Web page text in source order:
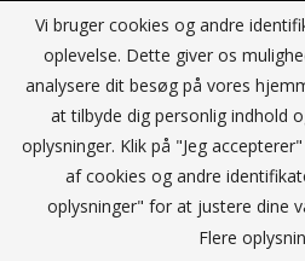
Reklame
Vi bruger cookies og andre
oplevelse. Dette giver os
analysere dit besøg på vores
at tilbyde dig personlig indhold
oplysninger. Klik på "Jeg
af cookies og andre
oplysninger" for at justere dine
Flere